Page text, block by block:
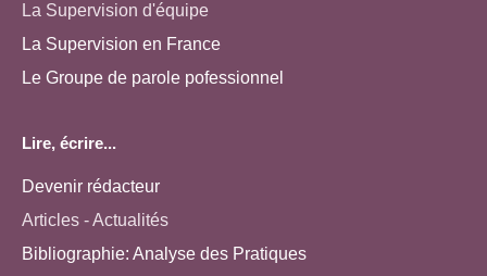
La Supervision d'équipe
La Supervision en France
Le Groupe de parole pofessionnel
Lire, écrire...
Devenir rédacteur
Articles - Actualités
Bibliographie: Analyse des Pratiques